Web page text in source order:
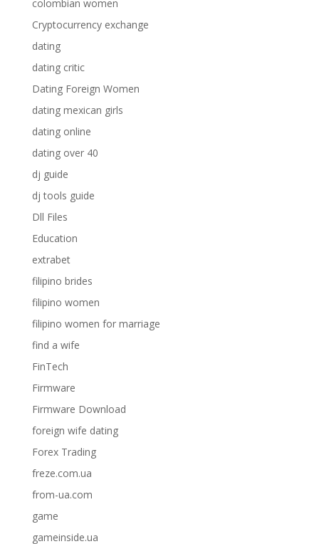
colombian women
Cryptocurrency exchange
dating
dating critic
Dating Foreign Women
dating mexican girls
dating online
dating over 40
dj guide
dj tools guide
Dll Files
Education
extrabet
filipino brides
filipino women
filipino women for marriage
find a wife
FinTech
Firmware
Firmware Download
foreign wife dating
Forex Trading
freze.com.ua
from-ua.com
game
gameinside.ua